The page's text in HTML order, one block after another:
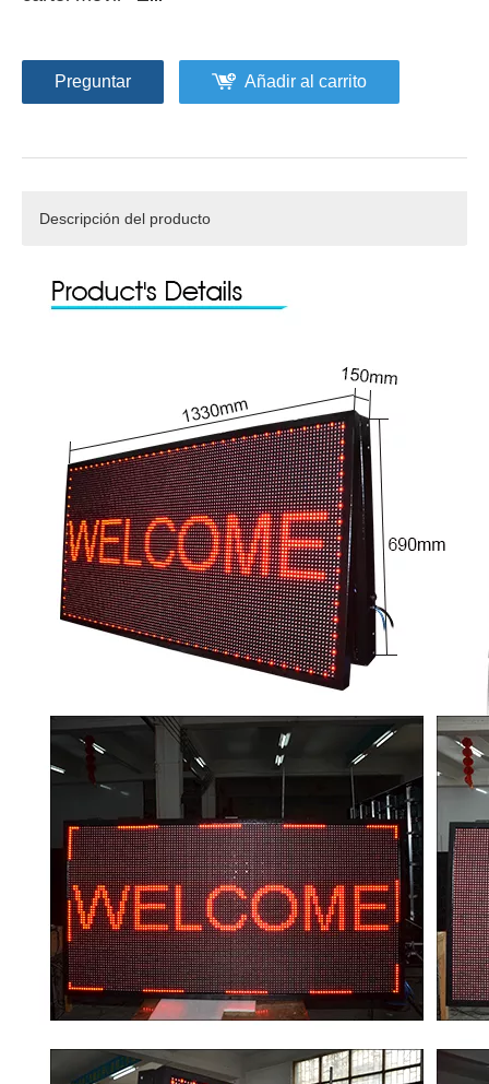
Preguntar Añadir al carrito
Descripción del producto